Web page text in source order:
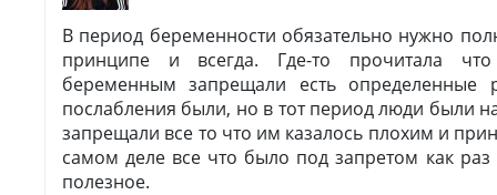
В период беременности обязательно нужно
принципе и всегда. Где-то прочитала
беременным запрещали есть
послабления были, но в тот период люди были
запрещали все то что им казалось плохим и
самом деле все что было под запретом как
полезное.